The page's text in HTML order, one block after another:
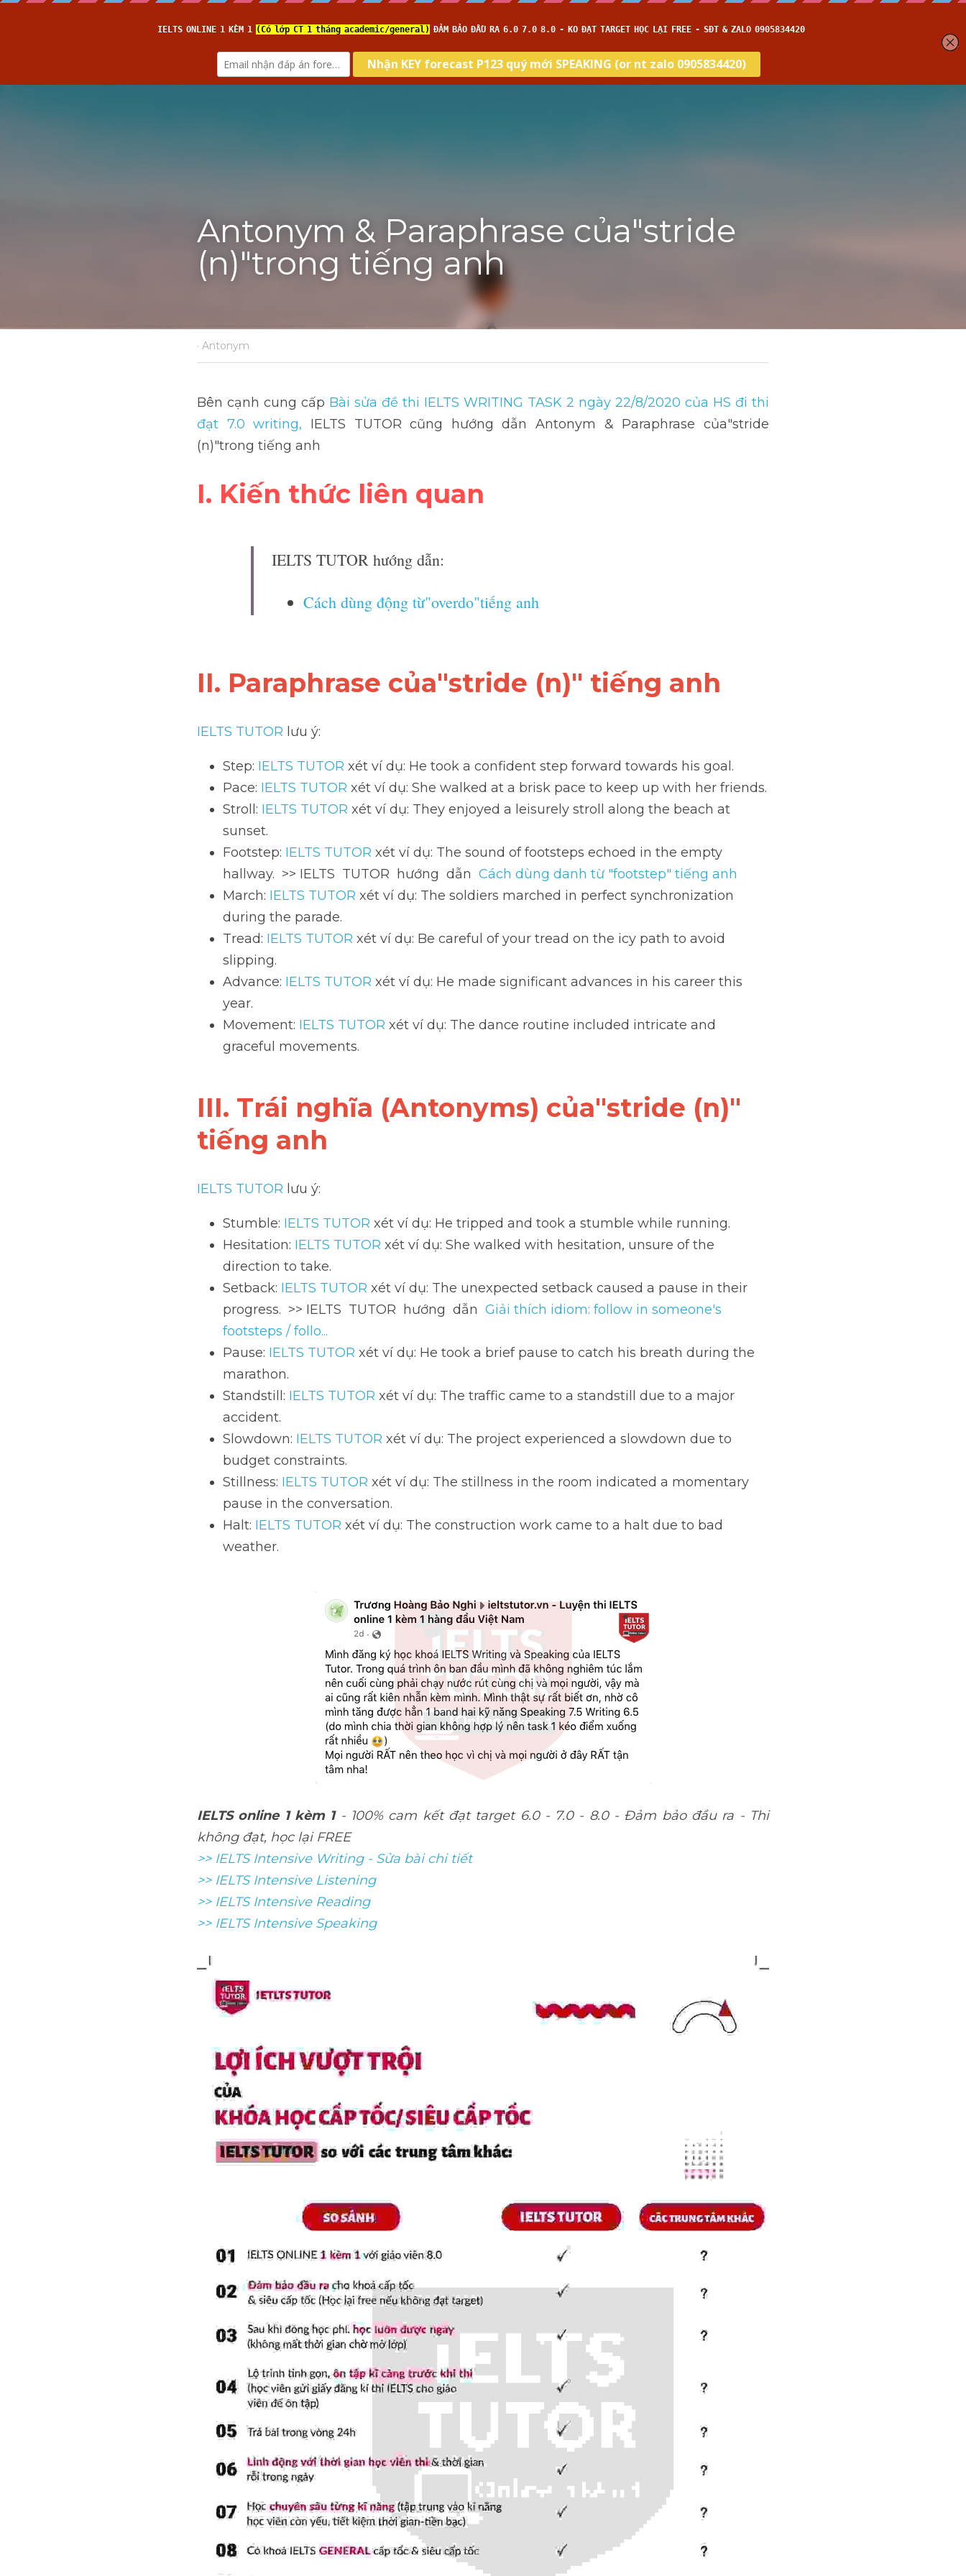
luyenthidaihoctienganhonline.com
IELTS TUTOR)
Home About us Type Skill Target
Thời gian thi
IELTS THCS -THPT
Blog
Antonym & Paraphrase của"stride
(n)"trong tiếng anh
· Antonym
Bên cạnh cung cấp Bài sửa đề thi IELTS WRITING TASK 2 ngày 22/8/2020 của HS đi thi
đạt 7.0 writing, IELTS TUTOR cũng hướng dẫn Antonym & Paraphrase của"stride
(n)"trong tiếng anh
I. Kiến thức liên quan
IELTS TUTOR hướng dẫn:
Cách dùng động từ"overdo"tiếng anh
II. Paraphrase của"stride (n)" tiếng anh
IELTS TUTOR lưu ý:
Step: IELTS TUTOR xét ví dụ: He took a confident step forward towards his goal.
Pace: IELTS TUTOR xét ví dụ: She walked at a brisk pace to keep up with her friends.
Stroll: IELTS TUTOR xét ví dụ: They enjoyed a leisurely stroll along the beach at
sunset.
Footstep: IELTS TUTOR xét ví dụ: The sound of footsteps echoed in the empty
hallway.  >> IELTS  TUTOR  hướng  dẫn Cách dùng danh từ "footstep" tiếng anh
March: IELTS TUTOR xét ví dụ: The soldiers marched in perfect synchronization
during the parade.
Tread: IELTS TUTOR xét ví dụ: Be careful of your tread on the icy path to avoid
slipping.
Advance: IELTS TUTOR xét ví dụ: He made significant advances in his career this
year.
Movement: IELTS TUTOR xét ví dụ: The dance routine included intricate and
graceful movements.
III. Trái nghĩa (Antonyms) của"stride (n)"
tiếng anh
IELTS TUTOR lưu ý:
Stumble: IELTS TUTOR xét ví dụ: He tripped and took a stumble while running.
Hesitation: IELTS TUTOR xét ví dụ: She walked with hesitation, unsure of the
direction to take.
Setback: IELTS TUTOR xét ví dụ: The unexpected setback caused a pause in their
progress.  >> IELTS  TUTOR  hướng  dẫn Giải thích idiom: follow in someone's
footsteps / follo...
Pause: IELTS TUTOR xét ví dụ: He took a brief pause to catch his breath during the
marathon.
Standstill: IELTS TUTOR xét ví dụ: The traffic came to a standstill due to a major
accident.
Slowdown: IELTS TUTOR xét ví dụ: The project experienced a slowdown due to
budget constraints.
Stillness: IELTS TUTOR xét ví dụ: The stillness in the room indicated a momentary
pause in the conversation.
Halt: IELTS TUTOR xét ví dụ: The construction work came to a halt due to bad
weather.
IELTS online 1 kèm 1 - 100% cam kết đạt target 6.0 - 7.0 - 8.0 - Đảm bảo đầu ra - Thi
không đạt, học lại FREE
>> IELTS Intensive Writing - Sửa bài chi tiết
>> IELTS Intensive Listening
>> IELTS Intensive Reading
>> IELTS Intensive Speaking